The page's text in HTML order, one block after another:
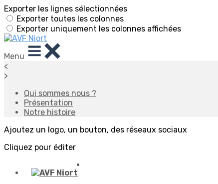
Exporter les lignes sélectionnées
Exporter toutes les colonnes
Exporter uniquement les colonnes affichées
Menu
<
>
Qui sommes nous ?
Présentation
Notre histoire
Ajoutez un logo, un bouton, des réseaux sociaux
Cliquez pour éditer